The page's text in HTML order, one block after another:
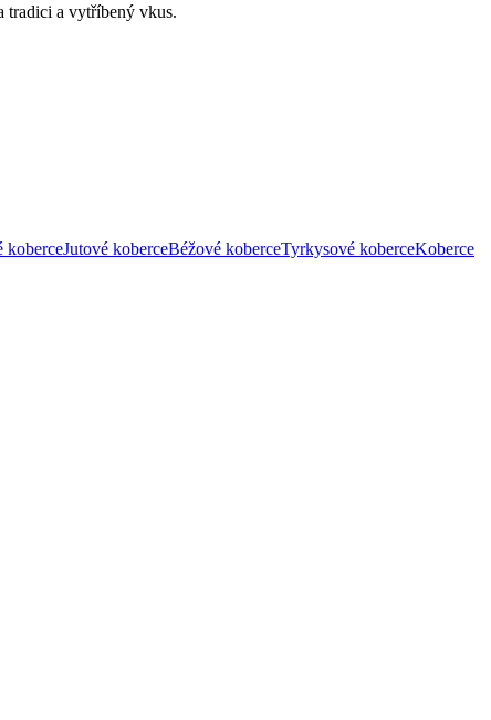
tradici a vytříbený vkus.
koberceJutové koberceBéžové koberceTyrkysové koberceKoberce